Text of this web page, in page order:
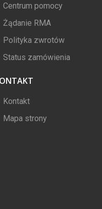
Centrum pomocy
Żądanie RMA
Polityka zwrotów
Status zamówienia
Kontakt
Mapa strony